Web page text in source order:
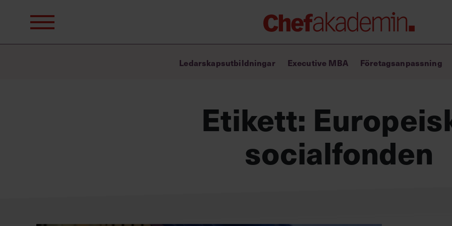
efter: Chefakademin+
Lyft ditt ledarskap med C+
Ledarskapsbiblioteket
Ledarskapstest
Chef GPT – din chefsassistent i
fickan
Ledarskapsutbildningar Executive MBA Företagsanpassning
Etikett:
socialfonden